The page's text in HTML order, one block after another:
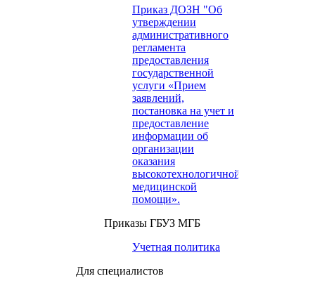
Приказ ДОЗН "Об
утверждении
административного
регламента
предоставления
государственной
услуги «Прием
заявлений,
постановка на учет и
предоставление
информации об
организации
оказания
высокотехнологичной
медицинской
помощи».
Приказы ГБУЗ МГБ
Учетная политика
Для специалистов